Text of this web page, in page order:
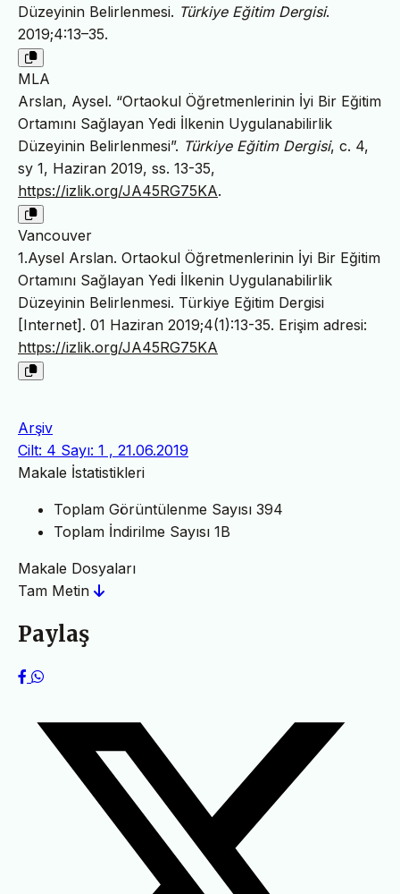
Düzeyinin Belirlenmesi. Türkiye Eğitim Dergisi.
2019;4:13–35.
MLA
Arslan, Aysel. “Ortaokul Öğretmenlerinin İyi Bir Eğitim
Ortamını Sağlayan Yedi İlkenin Uygulanabilirlik
Düzeyinin Belirlenmesi”. Türkiye Eğitim Dergisi, c. 4,
sy 1, Haziran 2019, ss. 13-35,
https://izlik.org/JA45RG75KA.
Vancouver
1.Aysel Arslan. Ortaokul Öğretmenlerinin İyi Bir Eğitim
Ortamını Sağlayan Yedi İlkenin Uygulanabilirlik
Düzeyinin Belirlenmesi. Türkiye Eğitim Dergisi
[Internet]. 01 Haziran 2019;4(1):13-35. Erişim adresi:
https://izlik.org/JA45RG75KA
Arşiv
Cilt: 4 Sayı: 1 , 21.06.2019
Makale İstatistikleri
Toplam Görüntülenme Sayısı 394
Toplam İndirilme Sayısı 1B
Makale Dosyaları
Tam Metin
Paylaş